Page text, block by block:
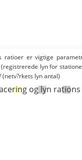
ratioer er vigtige
lyn for
lyn antal)